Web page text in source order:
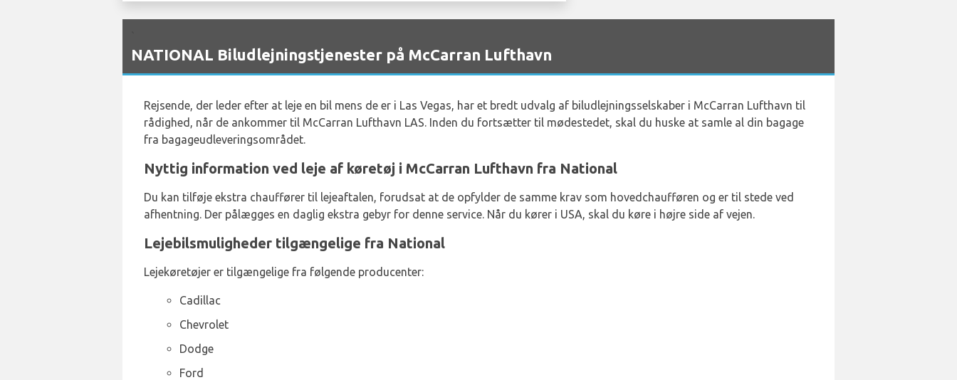
NATIONAL Biludlejningstjenester på McCarran Lufthavn
Rejsende, der leder efter at leje en bil mens de er i Las Vegas, har et bredt udvalg af biludlejningsselskaber i McCarran Lufthavn til
rådighed, når de ankommer til McCarran Lufthavn LAS. Inden du fortsætter til mødestedet, skal du huske at samle al din bagage
fra bagageudleveringsområdet.
Nyttig information ved leje af køretøj i McCarran Lufthavn fra National
Du kan tilføje ekstra chauffører til lejeaftalen, forudsat at de opfylder de samme krav som hovedchaufføren og er til stede ved
afhentning. Der pålægges en daglig ekstra gebyr for denne service. Når du kører i USA, skal du køre i højre side af vejen.
Lejebilsmuligheder tilgængelige fra National
Lejekøretøjer er tilgængelige fra følgende producenter:
Cadillac
Chevrolet
Dodge
Ford